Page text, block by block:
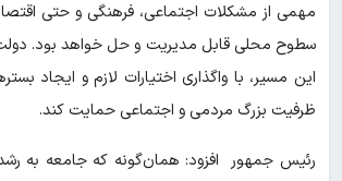
مهمی از مشکلات اجتماعی، فرهنگی و حتی
سطوح محلی قابل مدیریت و حل خواهد بود.
این مسیر، با واگذاری اختیارات لازم و ایجاد
ظرفیت بزرگ مردمی و اجتماعی حمایت کند.
رئیس جمهور افزود: همان‌گونه که جامعه به